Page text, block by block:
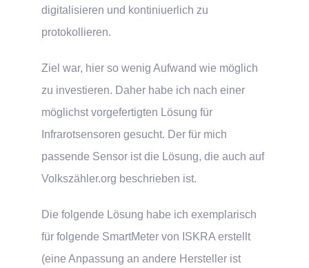
digitalisieren und kontiniuerlich zu
protokollieren.
Ziel war, hier so wenig Aufwand wie möglich
zu investieren. Daher habe ich nach einer
möglichst vorgefertigten Lösung für
Infrarotsensoren gesucht. Der für mich
passende Sensor ist die Lösung, die auch auf
Volkszähler.org beschrieben ist.
Die folgende Lösung habe ich exemplarisch
für folgende SmartMeter von ISKRA erstellt
(eine Anpassung an andere Hersteller ist